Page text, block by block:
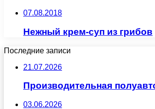
07.08.2018
Нежный крем-суп из грибов
Последние записи
21.07.2026
Производительная
03.06.2026